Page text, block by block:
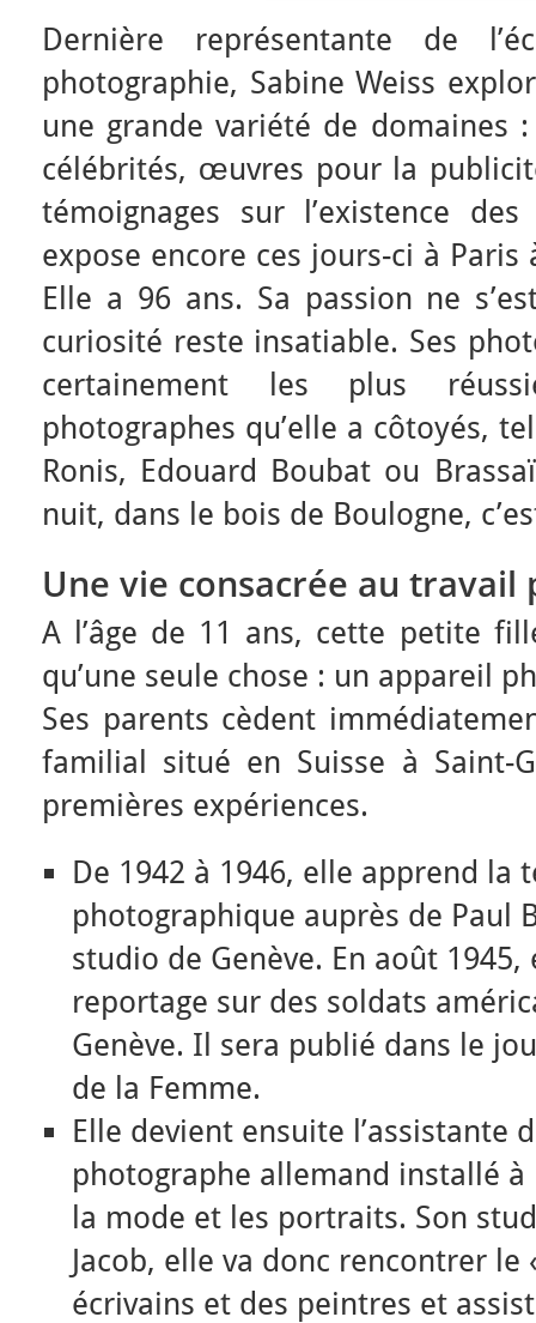
Dernière représentante de
photographie, Sabine Weiss
une grande variété de domaines
célébrités, œuvres pour la
témoignages sur l’existence
expose encore ces jours-ci à Paris
Elle a 96 ans. Sa passion ne
curiosité reste insatiable. Ses
certainement les plus
photographes qu’elle a côtoyés,
Ronis, Edouard Boubat ou
nuit, dans le bois de Boulogne,
Une vie consacrée au
A l’âge de 11 ans, cette petite
qu’une seule chose : un appareil
Ses parents cèdent
familial situé en Suisse à Saint-
premières expériences.
De 1942 à 1946, elle apprend la
photographique auprès de Paul
studio de Genève. En août
reportage sur des soldats
Genève. Il sera publié dans le
de la Femme.
Elle devient ensuite l’assistante
photographe allemand installé à
la mode et les portraits. Son
Jacob, elle va donc rencontrer le
écrivains et des peintres et